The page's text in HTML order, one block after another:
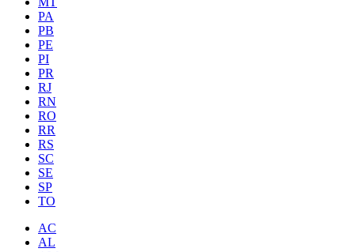
PA
PB
PE
PI
PR
RJ
RN
RO
RR
RS
SC
SE
SP
TO
AC
AL